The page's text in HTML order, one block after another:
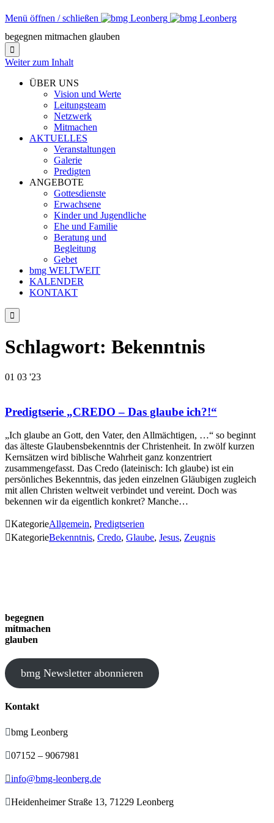
Menü öffnen / schließen
begegnen mitmachen glauben

Weiter zum Inhalt
ÜBER UNS
Vision und Werte
Leitungsteam
Netzwerk
Mitmachen
AKTUELLES
Veranstaltungen
Galerie
Predigten
ANGEBOTE
Gottesdienste
Erwachsene
Kinder und Jugendliche
Ehe und Familie
Beratung und
Begleitung
Gebet
bmg WELTWEIT
KALENDER
KONTAKT

Schlagwort: Bekenntnis
01 03 '23
Predigtserie „CREDO – Das glaube ich?!“
„Ich glaube an Gott, den Vater, den Allmächtigen, …“ so beginnt
das älteste Glaubensbekenntnis der Christenheit. In zwölf kurzen
Kernsätzen wird biblische Wahrheit ganz konzentriert
zusammengefasst. Das Credo (lateinisch: Ich glaube) ist ein
persönliches Bekenntnis, das jeden einzelnen Gläubigen zugleich
mit allen Christen weltweit verbindet und vereint. Doch was
bekennen wir da eigentlich konkret? Manche…
KategorieAllgemein, Predigtserien
KategorieBekenntnis, Credo, Glaube, Jesus, Zeugnis
begegnen
mitmachen
glauben
bmg Newsletter abonnieren
Kontakt
bmg Leonberg
07152 – 9067981
info@bmg-leonberg.de
Heidenheimer Straße 13, 71229 Leonberg